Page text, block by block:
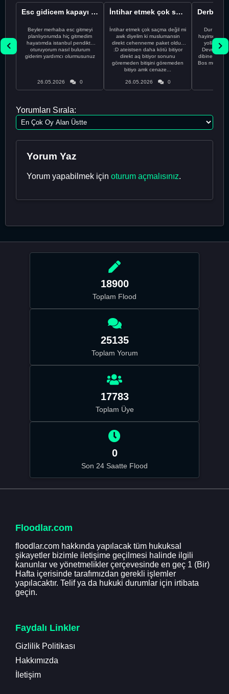
Esc gidicem kapayı koydum
Beyler merhaba esc gitmeyi
planlıyorumda hiç gitmedim
hayatımda istanbul pendikte
oturuyorum nasıl bulurum
giderim yardımcı olurmusunuz
26.05.2026 0
İntihar etmek çok saçma değil mi
İntihar etmek çok saçma değil mi
awk diyelim ki muslumansin
direkt cehenneme paket oldun
:D ateistsen daha kötü bitiyor
direkt aq bitiyor sonunu
göremeden bitişini göremeden
bitiyo amk cenaze...
26.05.2026 0
Dur
hayirsever
yolla
Devrim abi
dibine
Bos
Yorumları Sırala:
Yorum Yaz
Yorum yapabilmek için oturum açmalısınız.
18900
Toplam Flood
25135
Toplam Yorum
17783
Toplam Üye
0
Son 24 Saatte Flood
Floodlar.com
floodlar.com hakkında yapılacak tüm hukuksal
şikayetler bizimle iletişime geçilmesi halinde ilgili
kanunlar ve yönetmelikler çerçevesinde en geç 1 (Bir)
Hafta içerisinde tarafımızdan gerekli işlemler
yapılacaktır. Telif ya da hukuki durumlar için irtibata
geçin.
Faydalı Linkler
Gizlilik Politikası
Hakkımızda
İletişim